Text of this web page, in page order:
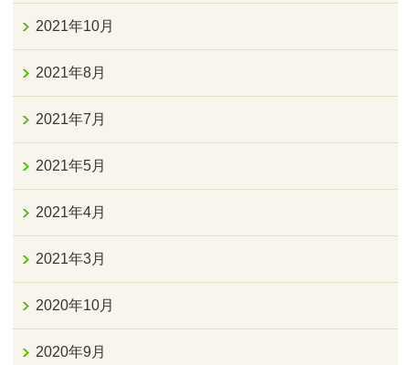
2021年10月
2021年8月
2021年7月
2021年5月
2021年4月
2021年3月
2020年10月
2020年9月